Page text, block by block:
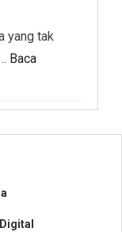
yang tak
Baca